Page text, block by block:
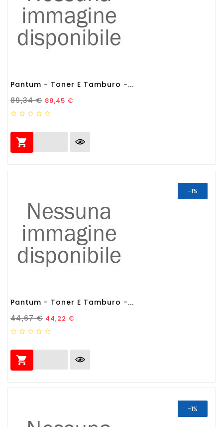
Pantum - Toner E Tamburo -...
Prezzo Standard
89,34 € Prezzo
88,45 €

-1%
Pantum - Toner E Tamburo -...
Prezzo Standard
44,67 € Prezzo
44,22 €

-1%